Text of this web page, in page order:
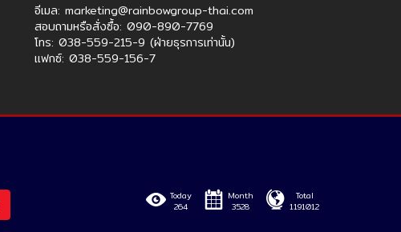
อีเมล: marketing@rainbowgroup-thai.com
สอบถามหรือสั่งซื้อ: 090-890-7769
โทร: 038-559-215-9 (ฝ่ายธุรการเท่านั้น)
แฟกซ์: 038-559-156-7
Today
264
Month
3528
Total
1191012